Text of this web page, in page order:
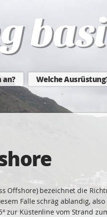
an? Welche
Offshore) bezeichnet die
Falle schräg ablandig,
zur Küstenline vom Strand